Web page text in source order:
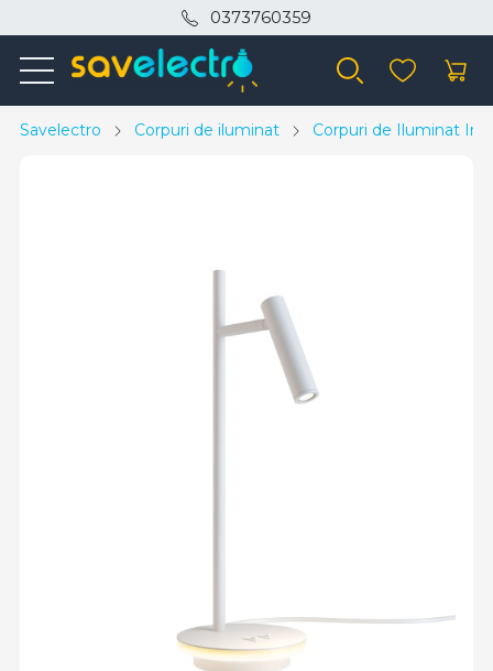
0373760359
Savelectro Corpuri de iluminat Corpuri de Iluminat